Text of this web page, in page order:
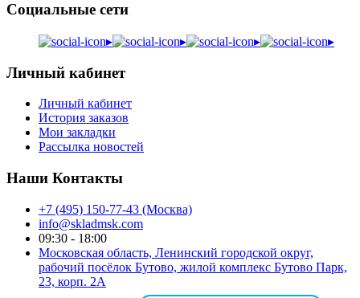
Социальные сети
▸ ▸ ▸ ▸
Личный кабинет
Личный кабинет
История заказов
Мои закладки
Рассылка новостей
Наши Контакты
+7 (495) 150-77-43 (Москва)
info@skladmsk.com
09:30 - 18:00
Московская область, Ленинский городской округ,
рабочий посёлок Бутово, жилой комплекс Бутово Парк,
23, корп. 2А